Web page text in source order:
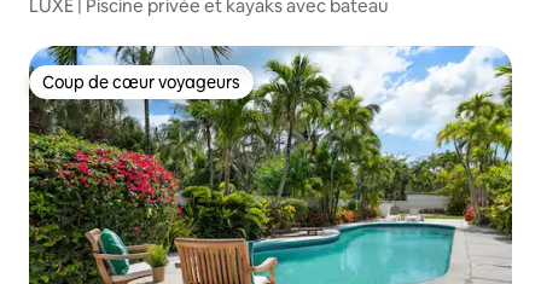
LUXE | Piscine privée et kayaks avec bateau
Coup de cœur voyageurs
Coup de cœur voyageurs